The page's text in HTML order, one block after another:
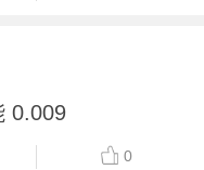
0.009
0